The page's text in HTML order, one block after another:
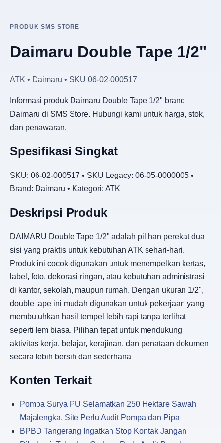
PRODUK SMS STORE
Daimaru Double Tape 1/2"
ATK • Daimaru • SKU 06-02-000517
Informasi produk Daimaru Double Tape 1/2" brand
Daimaru di SMS Store. Hubungi kami untuk harga, stok,
dan penawaran.
Spesifikasi Singkat
SKU: 06-02-000517 • SKU Legacy: 06-05-0000005 •
Brand: Daimaru • Kategori: ATK
Deskripsi Produk
DAIMARU Double Tape 1/2" adalah pilihan perekat dua
sisi yang praktis untuk kebutuhan ATK sehari-hari.
Produk ini cocok digunakan untuk menempelkan kertas,
label, foto, dekorasi ringan, atau kebutuhan administrasi
di kantor, sekolah, maupun rumah. Dengan ukuran 1/2",
double tape ini mudah digunakan untuk pekerjaan yang
membutuhkan hasil tempel lebih rapi tanpa terlihat
seperti lem biasa. Pilihan tepat untuk mendukung
aktivitas kerja, belajar, kerajinan, dan penataan dokumen
secara lebih bersih dan sederhana
Konten Terkait
Pompa Surya PU Selamatkan 250 Hektare Sawah
Majalengka, Site Perlu Audit Pompa dan Pipa
BPBD Tangerang Ingatkan Stop Kontak Jangan